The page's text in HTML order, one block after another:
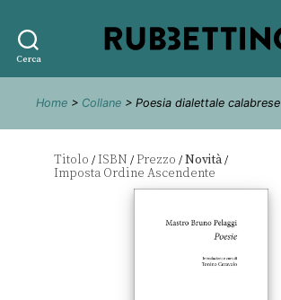
Cerca
editore
Home > Collane > Poesia dialettale calabrese
Titolo /ISBN /Prezzo /Novità/